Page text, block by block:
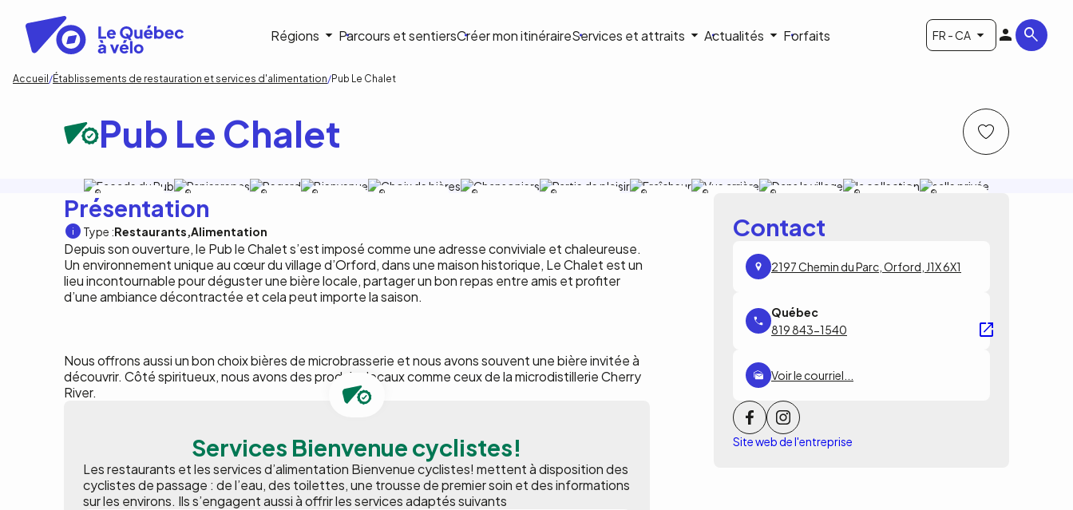
contenu
principal
Navigation
principale
Régions Parcours et sentiersCréer mon itinéraireServices et attraits Actualités Forfaits FR - CA
Fil
d'Ariane
Accueil Établissements de restauration et services d'alimentation Pub Le Chalet
Pub Le Chalet
Présentation
Type :Restaurants Alimentation
Depuis son ouverture, le Pub le Chalet s’est imposé comme une adresse conviviale et chaleureuse.
Un environnement unique au cœur du village d’Orford, dans une maison historique, Le Chalet est un
lieu incontournable pour déguster une bière locale, partager un bon repas entre amis et profiter
d’une ambiance décontractée et cela peut importe la saison.
Nous offrons aussi un bon choix bières de microbrasserie et nous avons souvent une bière invitée à
découvrir. Côté spiritueux, nous avons des produits locaux comme ceux de la microdistillerie Cherry
River.
Contact
2197 Chemin du Parc, Orford, J1X 6X1
819 843-1540
Voir le courriel...
Site web de l'entreprise
Services Bienvenue cyclistes!
Les restaurants et les services d’alimentation Bienvenue cyclistes! mettent à disposition des
cyclistes de passage : de l’eau, des toilettes, une trousse de premier soin et des informations
sur les environs. Ils s’engagent aussi à offrir les services adaptés suivants